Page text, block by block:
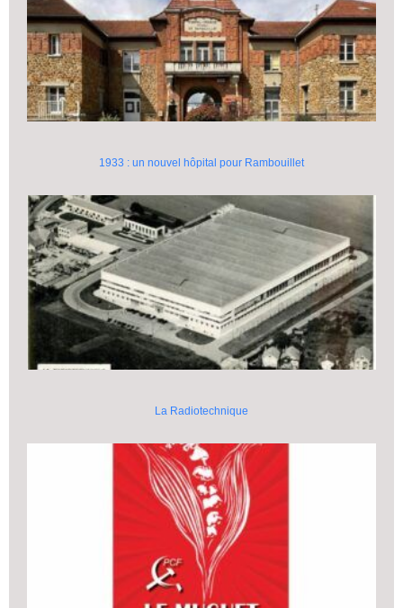
1933 : un nouvel hôpital pour Rambouillet
La Radiotechnique